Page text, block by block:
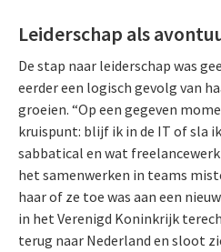
Leiderschap als
De stap naar leiderschap was
eerder een logisch gevolg van
groeien. “Op een gegeven
kruispunt: blijf ik in de IT of sla
sabbatical en wat
het samenwerken in teams
haar of ze toe was aan een
in het Verenigd Koninkrijk
terug naar Nederland en sloot